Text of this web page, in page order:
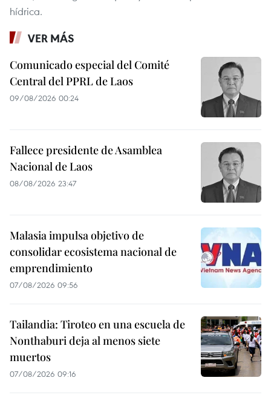
hídrica.
VER MÁS
Comunicado especial del Comité
Central del PPRL de Laos
09/08/2026 00:24
Fallece presidente de Asamblea
Nacional de Laos
08/08/2026 23:47
Malasia impulsa objetivo de
consolidar ecosistema nacional de
emprendimiento
07/08/2026 09:56
Tailandia: Tiroteo en una escuela de
Nonthaburi deja al menos siete
muertos
07/08/2026 09:16